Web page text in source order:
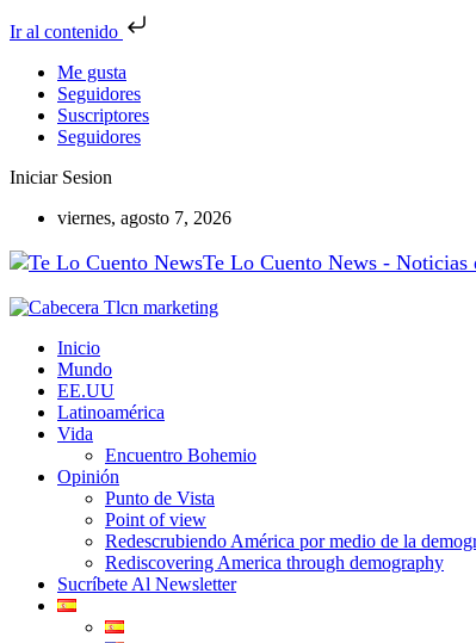
Ir al contenido
Me gusta
Seguidores
Suscriptores
Seguidores
Iniciar Sesion
viernes, agosto 7, 2026
Te Lo Cuento News - Noticias
Inicio
Mundo
EE.UU
Latinoamérica
Vida
Encuentro Bohemio
Opinión
Punto de Vista
Point of view
Redescrubiendo América por medio de la
Rediscovering America through demography
Sucríbete Al Newsletter